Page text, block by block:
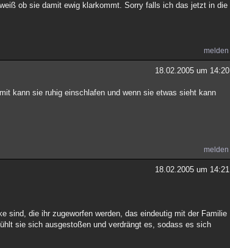
ob sie damit ewig klarkommt. Sorry falls ich das jetzt in die
melden
18.02.2005 um 14:20
kann sie ruhig einschlafen und wenn sie etwas sieht kann
melden
18.02.2005 um 14:21
sind, die ihr zugeworfen werden, das eindeutig mit der Familie
sie sich ausgestoßen und verdrängt es, sodass es sich